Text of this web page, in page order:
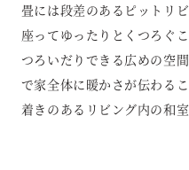
畳には段差のあるピットリ
座ってゆったりとくつろぐ
つろいだりできる広めの空
で家全体に暖かさが伝わる
着きのあるリビング内の和